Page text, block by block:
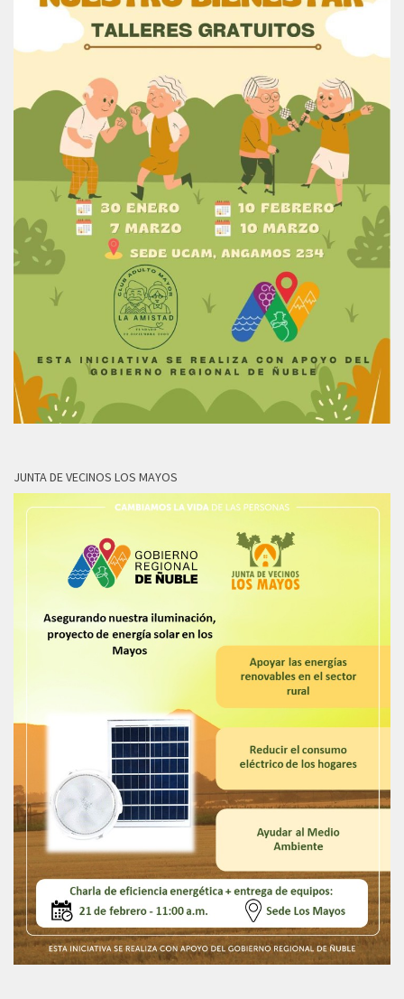
JUNTA DE VECINOS LOS MAYOS